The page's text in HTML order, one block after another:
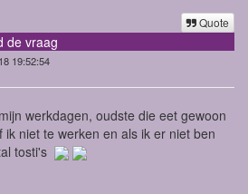
Quote
de vraag
19:52:54
werkdagen, oudste die eet gewoon
niet te werken en als ik er niet ben
tosti's